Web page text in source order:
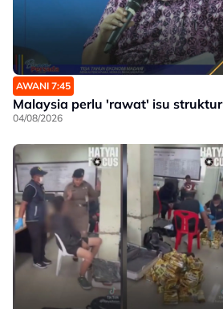
AWANI 7:45
Malaysia perlu 'rawat' isu struktur
04/08/2026